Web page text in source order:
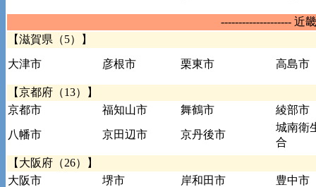
-------------------- 近
【滋賀県（5）】
大津市 彦根市 栗東市 高島市
【京都府（13）】
京都市
福知山市 舞鶴市 綾部市
八幡市 京田辺市 京丹後市
城南衛
合
【大阪府（26）】
大阪市
堺市 岸和田市
豊中市